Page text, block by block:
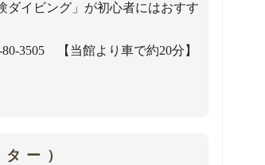
ダイビング」が初心者にはおすす
80-3505 【当館より車で約20分】
ー）